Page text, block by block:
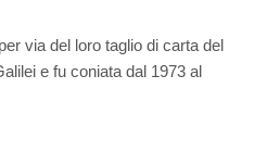
per via del loro taglio di carta del
e fu coniata dal 1973 al